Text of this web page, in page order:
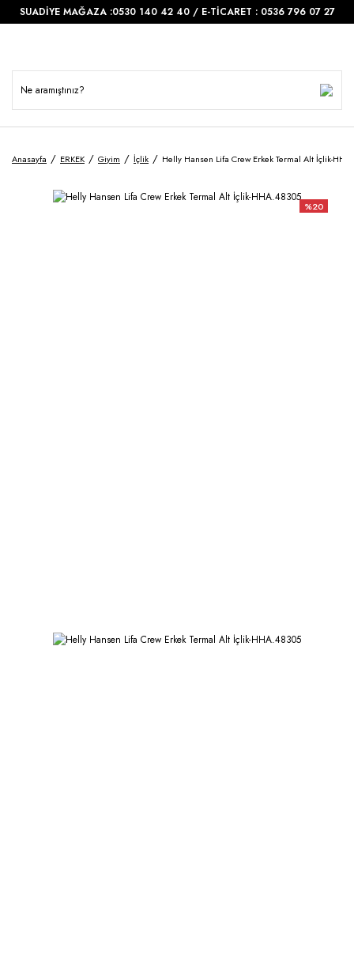
SUADİYE MAĞAZA :0530 140 42 40 / E-TİCARET : 0536 796 07 27
Anasayfa ERKEK Giyim İçlik Helly Hansen Lifa Crew Erkek Termal Alt İçlik-
%20